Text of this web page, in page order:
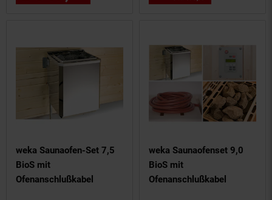
weka Saunaofen-Set 7,5
BioS mit
Ofenanschlußkabel
weka Saunaofenset 9,0
BioS mit
Ofenanschlußkabel